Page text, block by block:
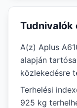
Tudnivalók
A(z) Aplus
alapján
közlekedésre
Terhelési
925 kg